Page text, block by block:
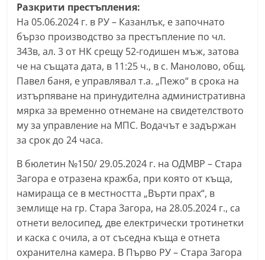
б
л
а
с
т
С
т
а
р
а
З
а
г
о
р
Разкрити престъпления:
На 05.06.2024 г. в РУ – Казанлък, е започнато
бързо производство за престъпление по чл.
343в, ал. 3 от НК срещу 52-годишен мъж, затова
че на същата дата, в 11:25 ч., в с. Манолово, общ.
Павел баня, е управлявал т.а. „Пежо“ в срока на
изтърпяване на принудителна административна
мярка за временно отнемане на свидетелството
му за управление на МПС. Водачът е задържан
за срок до 24 часа.
В бюлетин №150/ 29.05.2024 г. на ОДМВР – Стара
Загора е отразена кражба, при която от къща,
намираща се в местността „Върти прах“, в
землище на гр. Стара Загора, на 28.05.2024 г., са
отнети велосипед, две електрически тротинетки
и каска с очила, а от съседна къща е отнета
охранителна камера. В Първо РУ – Стара Загора